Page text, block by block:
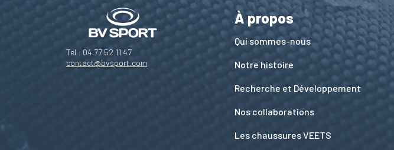
Tel : 04 77 52 11 47
contact@bvsport.com
À propos
Qui sommes-nous
Notre histoire
Recherche et Développement
Nos collaborations
Les chaussures VEETS